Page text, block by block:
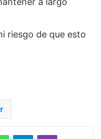
riesgo de que esto
WhatsAppTelegramViber